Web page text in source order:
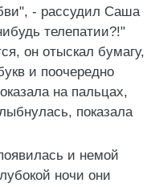
- рассудил Саша
телепатии?!"
он отыскал бумагу,
и поочередно
на пальцах,
показала
и немой
ночи они